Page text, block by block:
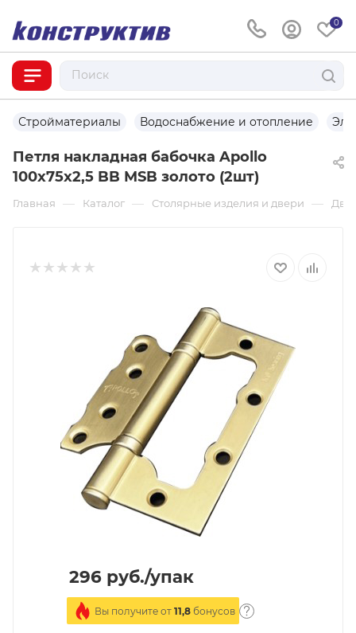
0
Стройматериалы Водоснабжение и отопление
Петля накладная бабочка Apollo
100х75х2,5 BB MSB золото (2шт)
Главная — Каталог — Столярные изделия и двери —
296 руб./упак
Вы получите от 11,8 бонусов